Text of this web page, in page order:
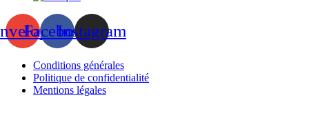
FacebookInstagram
Conditions générales
Politique de confidentialité
Mentions légales